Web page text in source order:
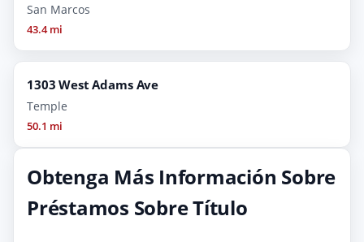
San Marcos
43.4 mi
1303 West Adams Ave
Temple
50.1 mi
Obtenga Más Información Sobre
Préstamos Sobre Título